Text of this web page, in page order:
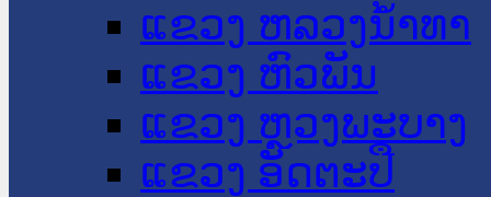
ແຂວງ ຫລວງນໍ້າທາ
ແຂວງ ຫົວພັນ
ແຂວງ ຫຼວງພະບາງ
ແຂວງ ອັດຕະປື